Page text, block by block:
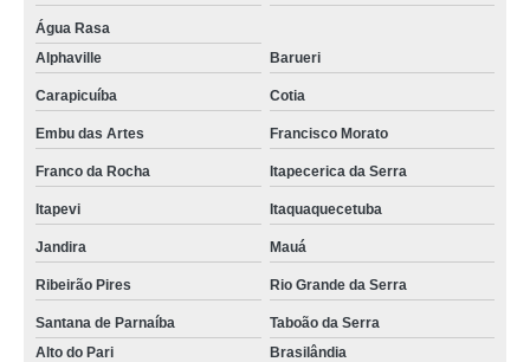
Água Rasa
Alphaville
Barueri
Carapicuíba Cotia
Embu das Artes Francisco Morato
Franco da Rocha Itapecerica da Serra
Itapevi Itaquaquecetuba
Jandira Mauá
Ribeirão Pires Rio Grande da Serra
Santana de Parnaíba
Taboão da Serra
Alto do Pari
Brasilândia